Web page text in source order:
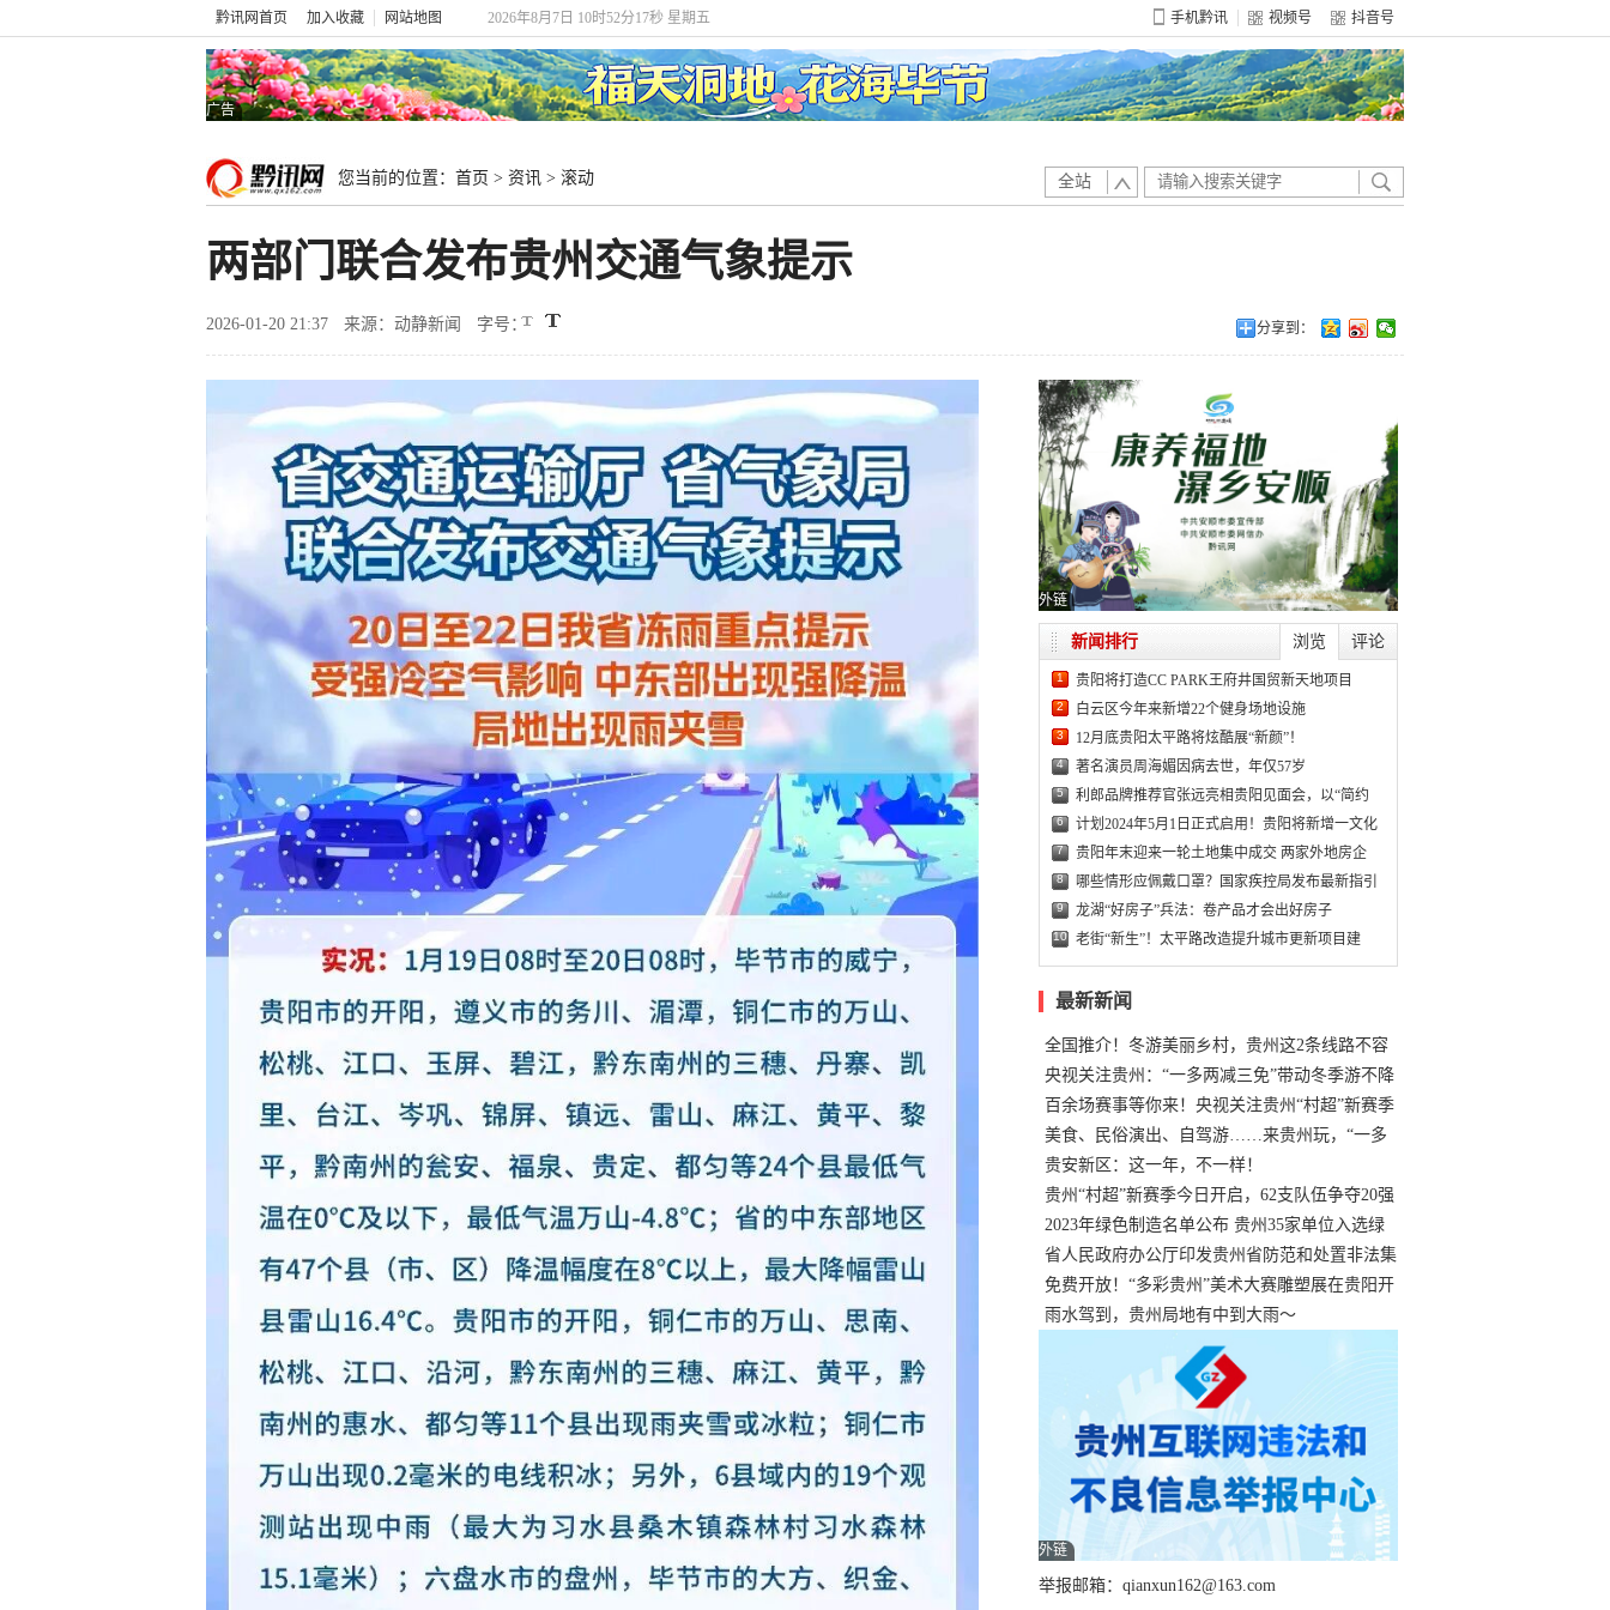
黔讯网首页 加入收藏 网站地图 2026年8月7日 10时52分19秒 星期五 手机黔讯 视频号 抖音号
广告
您当前的位置： 首页 > 资讯 > 滚动 全站
两部门联合发布贵州交通气象提示
2026-01-20 21:37 来源：动静新闻 字号： 分享到：
外链
浏览 评论
新闻排行
1 贵阳将打造CC PARK王府井国贸新天地项目
2 白云区今年来新增22个健身场地设施
3 12月底贵阳太平路将炫酷展“新颜”！
4 著名演员周海媚因病去世，年仅57岁
5 利郎品牌推荐官张远亮相贵阳见面会，以“简约
6 计划2024年5月1日正式启用！贵阳将新增一文化
7 贵阳年末迎来一轮土地集中成交 两家外地房企
8 哪些情形应佩戴口罩？国家疾控局发布最新指引
9 龙湖“好房子”兵法：卷产品才会出好房子
10 老街“新生”！太平路改造提升城市更新项目建
最新新闻
全国推介！冬游美丽乡村，贵州这2条线路不容
错过
央视关注贵州：“一多两减三免”带动冬季游不降
温
百余场赛事等你来！央视关注贵州“村超”新赛季
正式“打响”
美食、民俗演出、自驾游……来贵州玩，“一多
两减三免”！
贵安新区：这一年，不一样！
贵州“村超”新赛季今日开启，62支队伍争夺20强
名额
2023年绿色制造名单公布 贵州35家单位入选绿
色工厂
省人民政府办公厅印发贵州省防范和处置非法集
资工作实施细则
免费开放！“多彩贵州”美术大赛雕塑展在贵阳开
展，持续至1月19日
雨水驾到，贵州局地有中到大雨～
外链
举报邮箱：qianxun162@163.com